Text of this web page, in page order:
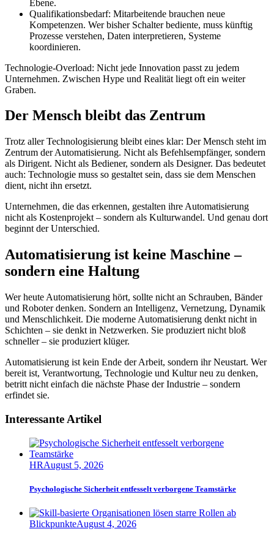
Ebene.
Qualifikationsbedarf: Mitarbeitende brauchen neue
Kompetenzen. Wer bisher Schalter bediente, muss künftig
Prozesse verstehen, Daten interpretieren, Systeme
koordinieren.
Technologie-Overload: Nicht jede Innovation passt zu jedem
Unternehmen. Zwischen Hype und Realität liegt oft ein weiter
Graben.
Der Mensch bleibt das Zentrum
Trotz aller Technologisierung bleibt eines klar: Der Mensch steht im
Zentrum der Automatisierung. Nicht als Befehlsempfänger, sondern
als Dirigent. Nicht als Bediener, sondern als Designer. Das bedeutet
auch: Technologie muss so gestaltet sein, dass sie dem Menschen
dient, nicht ihn ersetzt.
Unternehmen, die das erkennen, gestalten ihre Automatisierung
nicht als Kostenprojekt – sondern als Kulturwandel. Und genau dort
beginnt der Unterschied.
Automatisierung ist keine Maschine –
sondern eine Haltung
Wer heute Automatisierung hört, sollte nicht an Schrauben, Bänder
und Roboter denken. Sondern an Intelligenz, Vernetzung, Dynamik
und Menschlichkeit. Die moderne Automatisierung denkt nicht in
Schichten – sie denkt in Netzwerken. Sie produziert nicht bloß
schneller – sie produziert klüger.
Automatisierung ist kein Ende der Arbeit, sondern ihr Neustart. Wer
bereit ist, Verantwortung, Technologie und Kultur neu zu denken,
betritt nicht einfach die nächste Phase der Industrie – sondern
erfindet sie.
Interessante Artikel
HRAugust 5, 2026
Psychologische Sicherheit entfesselt verborgene Teamstärke
BlickpunkteAugust 4, 2026